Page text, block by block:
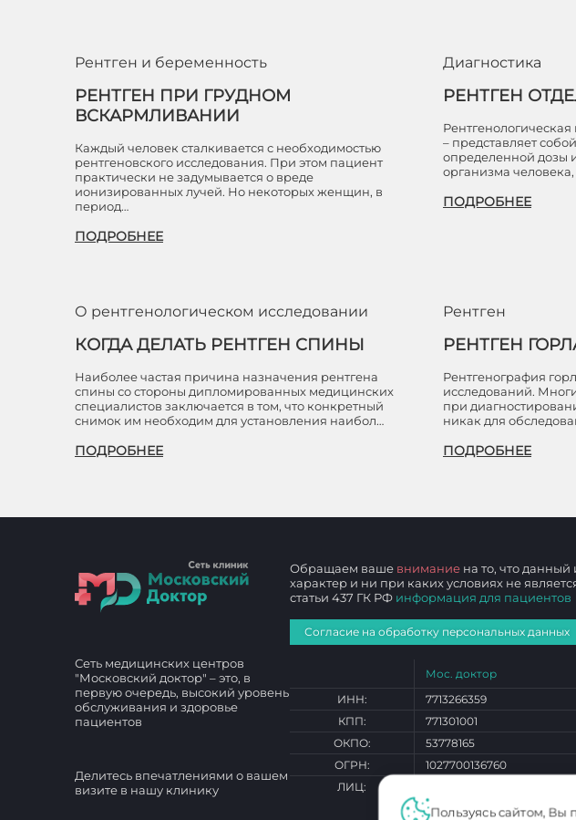
Рентген и беременность
РЕНТГЕН ПРИ ГРУДНОМ
ВСКАРМЛИВАНИИ
Каждый человек сталкивается с необходимостью
рентгеновского исследования. При этом пациент
практически не задумывается о вреде
ионизированных лучей. Но некоторых женщин, в
период…
ПОДРОБНЕЕ
Диагностика
РЕНТГЕН
– представляет
определенной дозы
организма человека,
ПОДРОБНЕЕ
О рентгенологическом исследовании
КОГДА ДЕЛАТЬ РЕНТГЕН СПИНЫ
Наиболее частая причина назначения рентгена
спины со стороны дипломированных медицинских
специалистов заключается в том, что конкретный
снимок им необходим для установления наибол…
ПОДРОБНЕЕ
Рентген
РЕНТГЕН
Рентгенография
исследований.
при
никак для
ПОДРОБНЕЕ
Сеть медицинских центров
"Московский доктор" – это, в
первую очередь, высокий уровень
обслуживания и здоровье
пациентов
Делитесь впечатлениями о вашем
визите в нашу клинику
Обращаем ваше внимание на то, что
характер и ни при каких условиях не
статьи 437 ГК РФ информация для пациентов
Согласие на обработку персональных данных
ИНН:
КПП:
ОКПО:
ОГРН:
ЛИЦ:
Мос. доктор
7713266359
771301001
53778165
1027700136760
Пользуясь сайтом, Вы